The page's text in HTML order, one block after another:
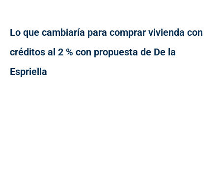
Lo que cambiaría para comprar vivienda con
créditos al 2 % con propuesta de De la
Espriella